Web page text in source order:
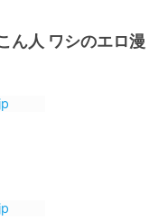
ん人 ワシのエロ漫